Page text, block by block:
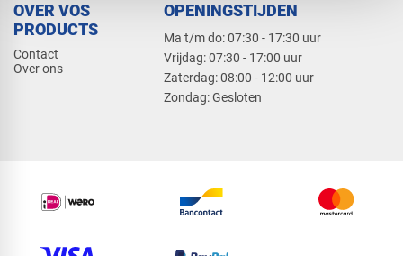
OVER VOS
PRODUCTS
Contact
Over ons
OPENINGSTIJDEN
Ma t/m do: 07:30 - 17:30 uur
​Vrijdag: 07:30 - 17:00 uur
​Zaterdag: 08:00 - 12:00 uur
​Zondag: Gesloten